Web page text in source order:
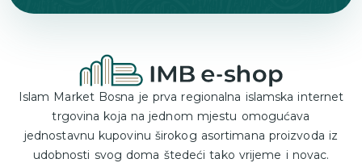
Islam Market Bosna je prva regionalna islamska internet
trgovina koja na jednom mjestu omogućava
jednostavnu kupovinu širokog asortimana proizvoda iz
udobnosti svog doma štedeći tako vrijeme i novac.